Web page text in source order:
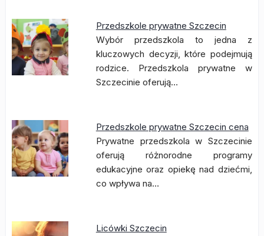
Przedszkole prywatne Szczecin
Wybór przedszkola to jedna z
kluczowych decyzji, które podejmują
rodzice. Przedszkola prywatne w
Szczecinie oferują…
Przedszkole prywatne Szczecin cena
Prywatne przedszkola w Szczecinie
oferują różnorodne programy
edukacyjne oraz opiekę nad dziećmi,
co wpływa na…
Licówki Szczecin